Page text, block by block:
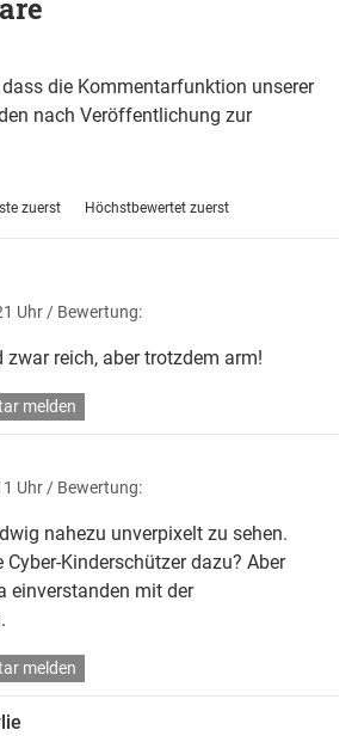
dass die Kommentarfunktion unserer
nach Veröffentlichung zur
zuerst Höchstbewertet zuerst
Uhr/ Bewertung:
zwar reich, aber trotzdem arm!
melden
Uhr/ Bewertung:
nahezu unverpixelt zu sehen.
Cyber-Kinderschützer dazu? Aber
einverstanden mit der
melden